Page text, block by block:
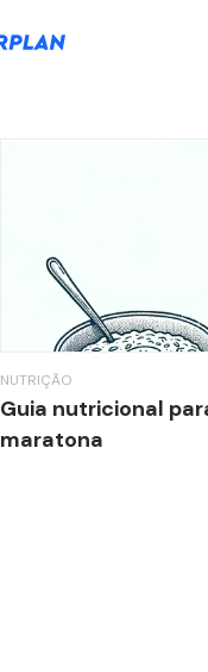
NUTRIÇÃO
Guia nutricional
maratona